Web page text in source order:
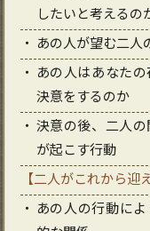
したいと考えるの
あの人が望む二人
あの人はあなた
決意をするのか
決意の後、二人
が起こす行動
【二人がこれから迎
あの人の行動に